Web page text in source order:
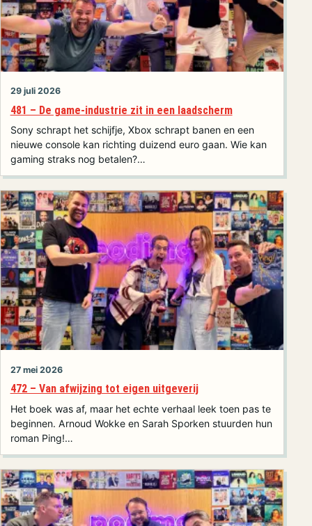
29 juli 2026
481 – De game-industrie zit in een laadscherm
Sony schrapt het schijfje, Xbox schrapt banen en een
nieuwe console kan richting duizend euro gaan. Wie kan
gaming straks nog betalen?…
27 mei 2026
472 – Van afwijzing tot eigen uitgeverij
Het boek was af, maar het echte verhaal leek toen pas te
beginnen. Arnoud Wokke en Sarah Sporken stuurden hun
roman Ping!…